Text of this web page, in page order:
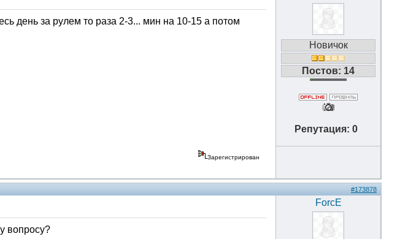
день за рулем то раза 2-3... мин на 10-15 а потом
Новичок
Постов: 14
Репутация: 0
Зарегистрирован
#173878
вопросу?
ForcE